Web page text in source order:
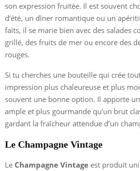
son expression fruitée. Il est souvent
d’été, un dîner romantique ou un
faits, il se marie bien avec des salades
grillé, des fruits de mer ou encore des
rouges.
Si tu cherches une bouteille qui crée
impression plus chaleureuse et plus
souvent une bonne option. Il apporte
ample et plus gourmande qu’un brut
gardant la fraîcheur attendue d’un
Le Champagne Vintage
Le Champagne Vintage est produit